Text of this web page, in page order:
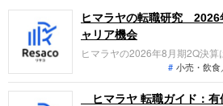
ヒマラヤの転職研究 2026
ャリア機会
ヒマラヤの2026年8月期2Q決算
コマース」や「高付加価値サ
盤を再構築中。創業50周年を
名権など、地域密着を深める同
小売・飲
ヒマラヤ 転職ガイド：有